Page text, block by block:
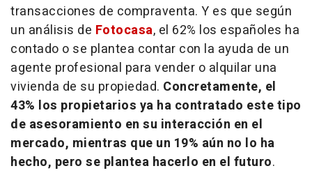
transacciones de compraventa. Y es que según
un análisis de Fotocasa, el 62% los españoles ha
contado o se plantea contar con la ayuda de un
agente profesional para vender o alquilar una
vivienda de su propiedad. Concretamente, el
43% los propietarios ya ha contratado este tipo
de asesoramiento en su interacción en el
mercado, mientras que un 19% aún no lo ha
hecho, pero se plantea hacerlo en el futuro.